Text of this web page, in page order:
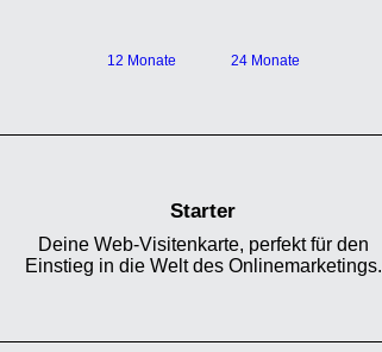
12 Monate 24 Monate
Starter
Deine Web-Visitenkarte, perfekt für den
Einstieg in die Welt des Onlinemarketings.